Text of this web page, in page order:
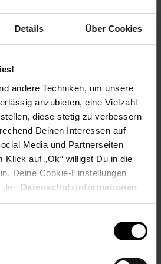
Details Über Cookies
andere Techniken, um unsere
anzubieten, eine Vielzahl
diese stetig zu verbessern
Deinen Interessen auf
Media und Partnerseiten
Klick auf „Ok“ willigst Du in die
Deine Cookie-Einstellungen
Datenschutzinformationen
TV-Shop Weinwelt
Karriere